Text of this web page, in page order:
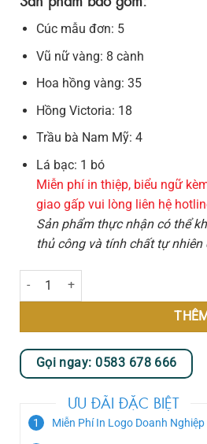
Cúc mẫu đơn: 5
Vũ nữ vàng: 8 cành
Hoa hồng vàng: 35
Hồng Victoria: 18
Trầu bà Nam Mỹ: 4
Lá bạc: 1 bó
Miễn phí in thiệp, biểu ngữ
giao gấp vui lòng liên hệ
Sản phẩm thực nhận có thể
thủ công và tính chất tự
Vinh Quang số lượng
Gọi ngay: 0583 678 666
ƯU ĐÃI ĐẶC BIỆT
Miễn Phí In Logo Doanh Nghiệp